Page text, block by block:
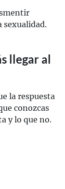
sexualidad.
llegar al
la respuesta
conozcas
y lo que no.